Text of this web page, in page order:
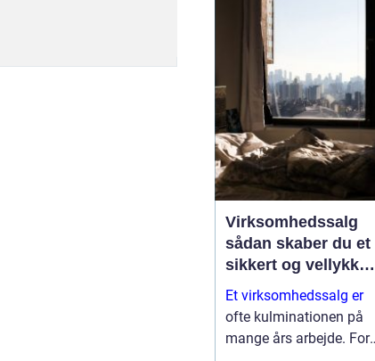
med danske råvarer og
nordiske smage. Mange
vælger tapas til både
hverdag og fest, fordi det
samler...
Virksomhedssalg
sådan skaber du et
sikkert og vellykket
salg
Et virksomhedssalg er
ofte kulminationen på
mange års arbejde. For